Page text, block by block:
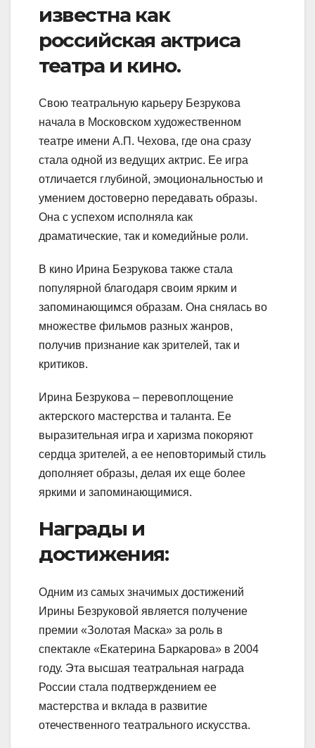
известна как
российская актриса
театра и кино.
Свою театральную карьеру Безрукова
начала в Московском художественном
театре имени А.П. Чехова, где она сразу
стала одной из ведущих актрис. Ее игра
отличается глубиной, эмоциональностью и
умением достоверно передавать образы.
Она с успехом исполняла как
драматические, так и комедийные роли.
В кино Ирина Безрукова также стала
популярной благодаря своим ярким и
запоминающимся образам. Она снялась во
множестве фильмов разных жанров,
получив признание как зрителей, так и
критиков.
Ирина Безрукова – перевоплощение
актерского мастерства и таланта. Ее
выразительная игра и харизма покоряют
сердца зрителей, а ее неповторимый стиль
дополняет образы, делая их еще более
яркими и запоминающимися.
Награды и
достижения:
Одним из самых значимых достижений
Ирины Безруковой является получение
премии «Золотая Маска» за роль в
спектакле «Екатерина Баркарова» в 2004
году. Эта высшая театральная награда
России стала подтверждением ее
мастерства и вклада в развитие
отечественного театрального искусства.